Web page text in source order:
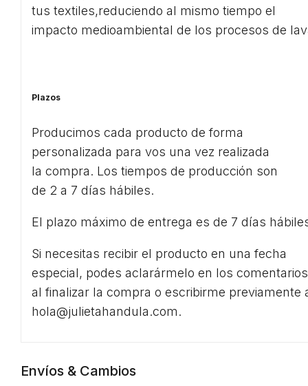
tus textiles,reduciendo al mismo tiempo el
impacto medioambiental de los procesos de
Plazos
Producimos cada producto de forma
personalizada para vos una vez realizada
la compra. Los tiempos de producción son
de 2 a 7 días hábiles.
El plazo máximo de entrega es de 7 días
Si necesitas recibir el producto en una fecha
especial, podes aclarármelo en los comentarios
al finalizar la compra o escribirme previamente
hola@julietahandula.com.
Envíos & Cambios